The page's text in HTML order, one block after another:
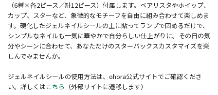
（6種×各2ピース／計12ピース）付属します。ベアリスタやホイップ、
カップ、スターなど、象徴的なモチーフを自由に組み合わせて楽しめま
す。硬化したジェルネイルシールの上に貼ってランプで固めるだけで、
シンプルなネイルも一気に華やかで自分らしい仕上がりに。その日の気
分やシーンに合わせて、あなただけのスターバックスカスタマイズを楽
しんでみませんか。
ジェルネイルシールの使用方法は、ohora公式サイトでご確認くださ
い。詳しくはこちら （外部サイトに遷移します）